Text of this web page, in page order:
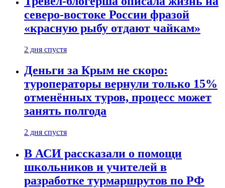
северо-востоке России фразой
«красную рыбу отдают чайкам»
2 дня спустя
Деньги за Крым не скоро:
туроператоры вернули только 15%
отменённых туров, процесс может
занять полгода
2 дня спустя
В АСИ рассказали о помощи
школьников и учителей в
разработке турмаршрутов по РФ